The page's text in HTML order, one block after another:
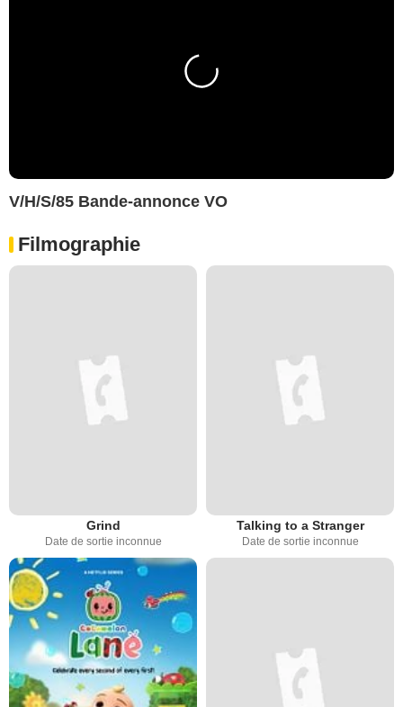
V/H/S/85 Bande-annonce VO
Filmographie
Grind
Date de sortie inconnue
Talking to a Stranger
Date de sortie inconnue